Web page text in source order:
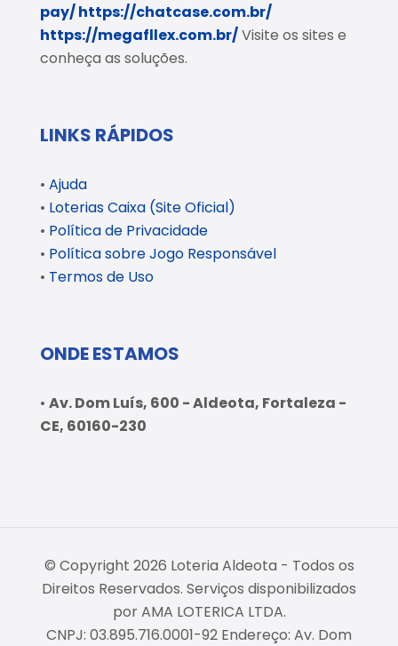
pay/https://chatcase.com.br/
https://megafllex.com.br/Visite os sites e
conheça as soluções.
LINKS RÁPIDOS
• Ajuda
• Loterias Caixa (Site Oficial)
• Política de Privacidade
• Política sobre Jogo Responsável
• Termos de Uso
ONDE ESTAMOS
• Av. Dom Luís, 600 - Aldeota, Fortaleza -
CE, 60160-230
© Copyright 2026 Loteria Aldeota - Todos os
Direitos Reservados. Serviços disponibilizados
por AMA LOTERICA LTDA.
CNPJ: 03.895.716.0001-92 Endereço: Av. Dom